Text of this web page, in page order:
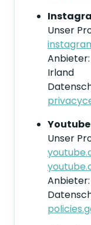
Unser
Irland
Youtube
Unser